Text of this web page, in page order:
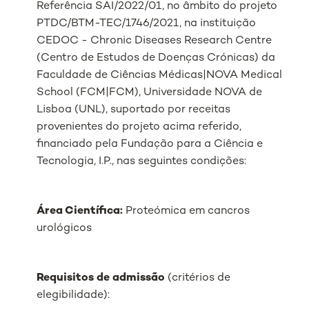
Referência SAI/2022/01, no âmbito do projeto
PTDC/BTM-TEC/1746/2021, na instituição
CEDOC - Chronic Diseases Research Centre
(Centro de Estudos de Doenças Crónicas) da
Faculdade de Ciências Médicas|NOVA Medical
School (FCM|FCM), Universidade NOVA de
Lisboa (UNL), suportado por receitas
provenientes do projeto acima referido,
financiado pela Fundação para a Ciência e
Tecnologia, I.P., nas seguintes condições:
Área Científica: Proteómica em cancros
urológicos
Requisitos de admissão (critérios de
elegibilidade):